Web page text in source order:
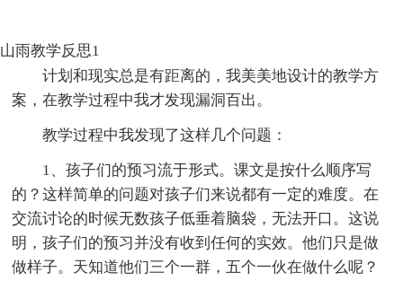
山雨教学反思1
计划和现实总是有距离的，我美美地设计的教学方
案，在教学过程中我才发现漏洞百出。
教学过程中我发现了这样几个问题：
1、孩子们的预习流于形式。课文是按什么顺序写
的？这样简单的问题对孩子们来说都有一定的难度。在
交流讨论的时候无数孩子低垂着脑袋，无法开口。这说
明，孩子们的预习并没有收到任何的实效。他们只是做
做样子。天知道他们三个一群，五个一伙在做什么呢？